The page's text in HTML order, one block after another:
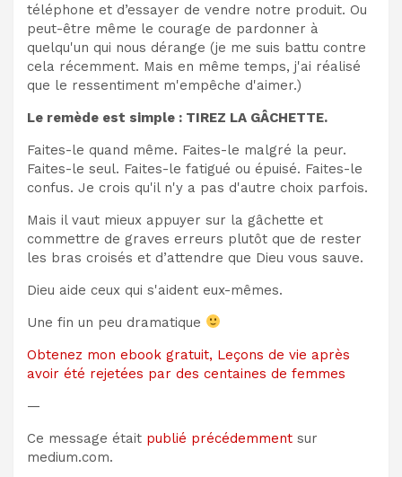
téléphone et d’essayer de vendre notre produit. Ou
peut-être même le courage de pardonner à
quelqu'un qui nous dérange (je me suis battu contre
cela récemment. Mais en même temps, j'ai réalisé
que le ressentiment m'empêche d'aimer.)
Le remède est simple : TIREZ LA GÂCHETTE.
Faites-le quand même. Faites-le malgré la peur.
Faites-le seul. Faites-le fatigué ou épuisé. Faites-le
confus. Je crois qu'il n'y a pas d'autre choix parfois.
Mais il vaut mieux appuyer sur la gâchette et
commettre de graves erreurs plutôt que de rester
les bras croisés et d’attendre que Dieu vous sauve.
Dieu aide ceux qui s'aident eux-mêmes.
Une fin un peu dramatique
Obtenez mon ebook gratuit, Leçons de vie après
avoir été rejetées par des centaines de femmes
—
Ce message était publié précédemment sur
medium.com.